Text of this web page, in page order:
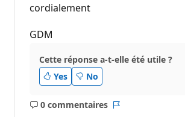
cordialement
GDM
Cette réponse a-t-elle été utile ?
Yes
No
0 commentaires
Aucun